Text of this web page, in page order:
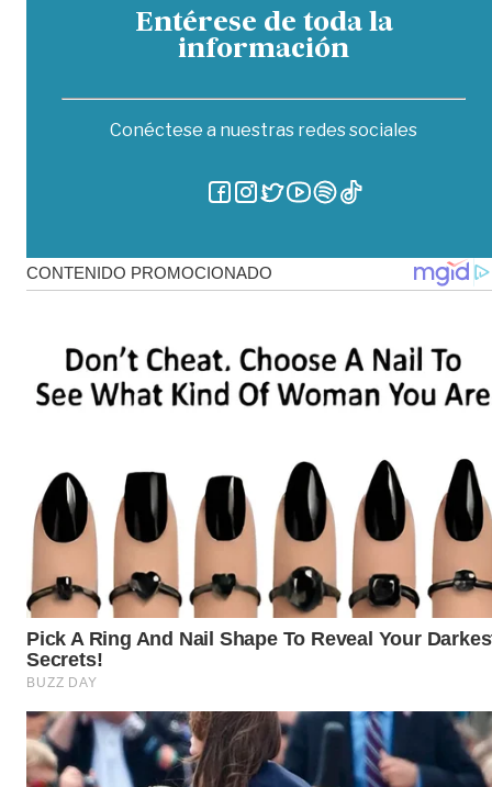
Entérese de toda la
información
Conéctese a nuestras redes sociales